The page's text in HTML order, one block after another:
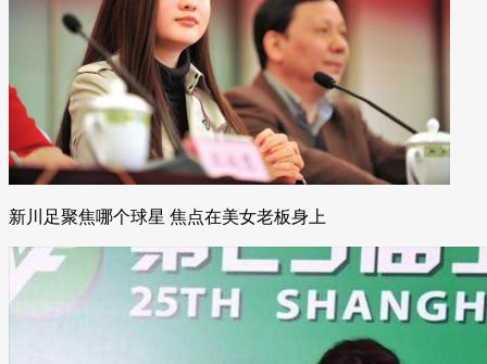
新川足聚焦哪个球星 焦点在美女老板身上